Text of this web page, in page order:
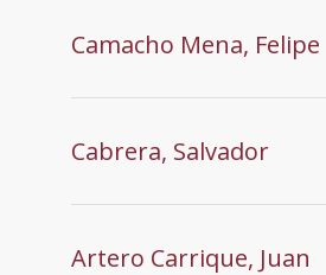
Camacho Mena, Felipe
Cabrera, Salvador
Artero Carrique, Juan